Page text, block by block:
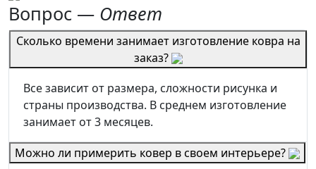
Вопрос — Ответ
Сколько времени занимает изготовление ковра на
заказ?
Все зависит от размера, сложности рисунка и
страны производства. В среднем изготовление
занимает от 3 месяцев.
Можно ли примерить ковер в своем интерьере?